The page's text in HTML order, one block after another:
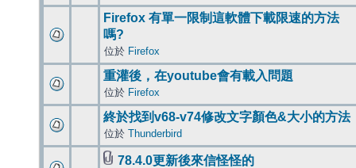
Firefox 有單一限制這軟體下載限速的方法
嗎?
位於 Firefox
重灌後，在youtube會有載入問題
位於 Firefox
終於找到v68-v74修改文字顏色&大小的方法
位於 Thunderbird
78.4.0更新後來信怪怪的